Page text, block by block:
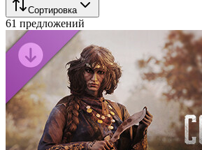
Сортировка
61 предложений